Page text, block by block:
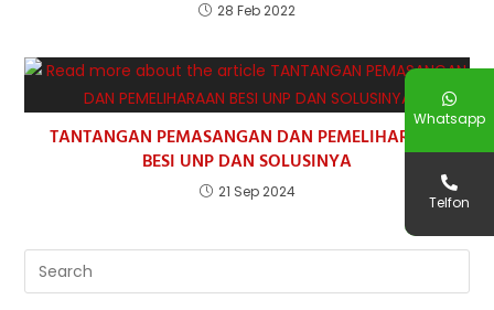
28 Feb 2022
TANTANGAN PEMASANGAN DAN PEMELIHARAAN
BESI UNP DAN SOLUSINYA
21 Sep 2024
Whatsapp
Telfon